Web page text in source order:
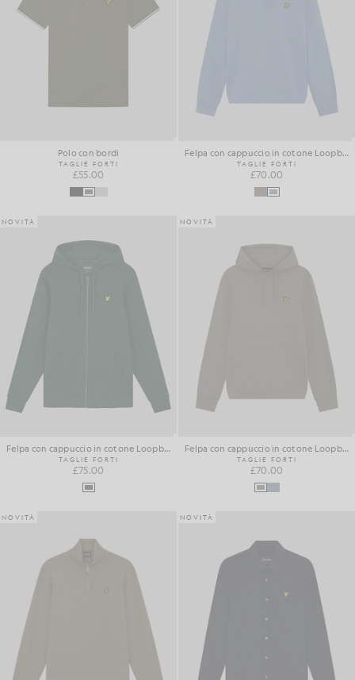
Polo con bordi
TAGLIE FORTI
£55.00
Felpa con cappuccio in cotone Loopback
TAGLIE FORTI
£70.00
NOVITÀ
Felpa con cappuccio in cotone Loopback con zip integrale
TAGLIE FORTI
£75.00
NOVITÀ
Felpa con cappuccio in cotone Loopback
TAGLIE FORTI
£70.00
NOVITÀ NOVITÀ